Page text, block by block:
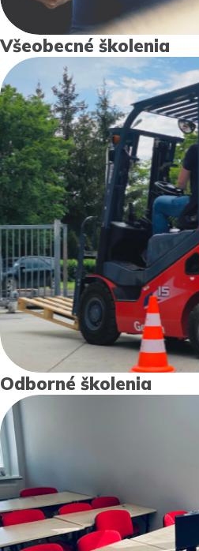
Všeobecné školenia
Odborné školenia